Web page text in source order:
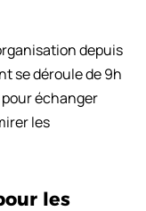
depuis
se déroule de 9h
échanger
les
les